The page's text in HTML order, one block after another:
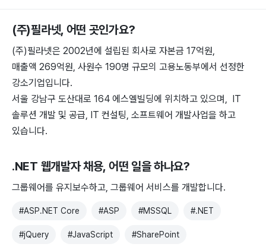
(주)필라넷, 어떤 곳인가요?
(주)필라넷은 2002년에 설립된 회사로 자본금 17억원,
매출액 269억원, 사원수 190명 규모의 고용노동부에서 선정한
강소기업입니다.
서울 강남구 도산대로 164 에스엘빌딩에 위치하고 있으며, IT
솔루션 개발 및 공급, IT 컨설팅, 소프트웨어 개발사업을 하고
있습니다.
.NET 웹개발자 채용, 어떤 일을 하나요?
그룹웨어를 유지보수하고, 그룹웨어 서비스를 개발합니다.
#ASP.NET Core #ASP #MSSQL #.NET
#jQuery #JavaScript #SharePoint